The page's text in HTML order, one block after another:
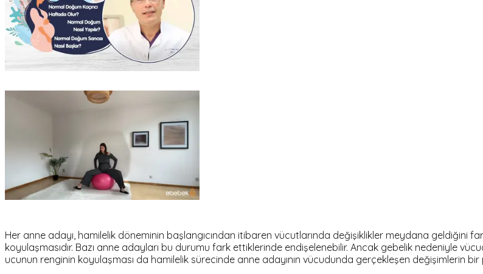
Her anne adayı, hamilelik döneminin başlangıcından itibaren vücutlarında değişiklikler meydana geldiğini
koyulaşmasıdır. Bazı anne adayları bu durumu fark ettiklerinde endişelenebilir. Ancak gebelik nedeniyle
ucunun renginin koyulaşması da hamilelik sürecinde anne adayının vücudunda gerçekleşen değişimlerin